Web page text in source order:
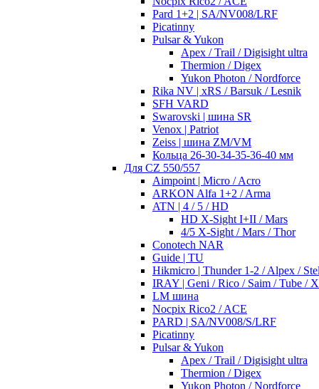
Pard 1+2 | SA/NV008/LRF
Picatinny
Pulsar & Yukon
Apex / Trail / Digisight ultra
Thermion / Digex
Yukon Photon / Nordforce
Rika NV | xRS / Barsuk / Lesnik
SFH VARD
Swarovski | шина SR
Venox | Patriot
Zeiss | шина ZM/VM
Кольца 26-30-34-35-36-40 мм
Для CZ 550/557
Aimpoint | Micro / Acro
ARKON Alfa 1+2 / Arma
ATN | 4 / 5 / HD
HD X-Sight I+II / Mars
4/5 X-Sight / Mars / Thor
Conotech NAR
Guide | TU
Hikmicro | Thunder 1-2 / Alpex /
IRAY | Geni / Rico / Saim / Tube /
LM шина
Nocpix Rico2 / ACE
PARD | SA/NV008/S/LRF
Picatinny
Pulsar & Yukon
Apex / Trail / Digisight ultra
Thermion / Digex
Yukon Photon / Nordforce